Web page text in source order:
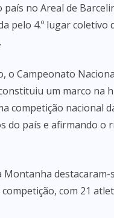
no Areal de
pelo 4.º lugar
o Campeonato
um marco na
competição nacional
país e afirmando o
com 21